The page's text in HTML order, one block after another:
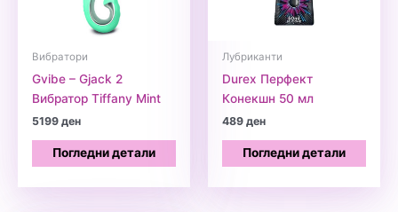
Вибратори
Gvibe – Gjack 2
Вибратор Tiffany Mint
5199ден
Погледни детали
Лубриканти
Durex Перфект
Кoнекшн 50 мл
489ден
Погледни детали